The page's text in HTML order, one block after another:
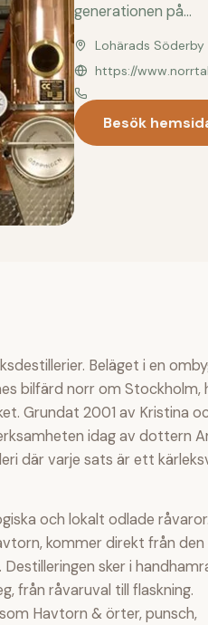
generationen på...
Lohärads Söderby
https://
Besök
Beläget i en
bilfärd norr om Stockholm,
Grundat 2001 av Kristina
idag av dottern
där varje sats är ett
och lokalt odlade råvaror.
kommer direkt från den
sker i
från råvaruval till flaskning.
Havtorn & örter, punsch,